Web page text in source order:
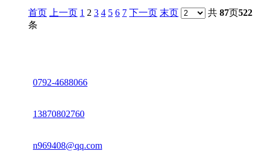
首页 上一页 1 2 3 4 5 6 7 下一页 末页 共 87页522
条
0792-4688066
13870802760
n969408@qq.com